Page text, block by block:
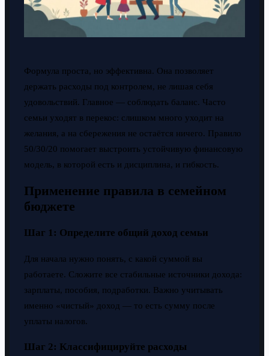
Формула проста, но эффективна. Она позволяет
держать расходы под контролем, не лишая себя
удовольствий. Главное — соблюдать баланс. Часто
семьи уходят в перекос: слишком много уходит на
желания, а на сбережения не остаётся ничего. Правило
50/30/20 помогает выстроить устойчивую финансовую
модель, в которой есть и дисциплина, и гибкость.
Применение правила в семейном
бюджете
Шаг 1: Определите общий доход семьи
Для начала нужно понять, с какой суммой вы
работаете. Сложите все стабильные источники дохода:
зарплаты, пособия, подработки. Важно учитывать
именно «чистый» доход — то есть сумму после
уплаты налогов.
Шаг 2: Классифицируйте расходы